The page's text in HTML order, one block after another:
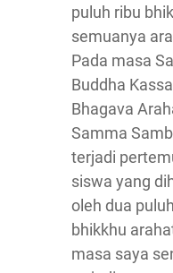
puluh ribu
semuanya
Pada masa
Buddha
Bhagava
Samma
terjadi
siswa yang
oleh dua
bhikkhu
masa saya